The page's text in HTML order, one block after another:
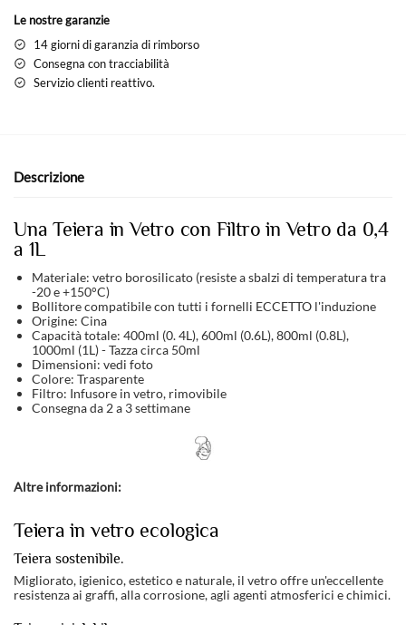
Le nostre garanzie
14 giorni di garanzia di rimborso
Consegna con tracciabilità
Servizio clienti reattivo.
Descrizione
Una Teiera in Vetro con Filtro in Vetro da 0,4
a 1L
Materiale: vetro borosilicato (resiste a sbalzi di temperatura tra
-20 e +150°C)
Bollitore compatibile con tutti i fornelli ECCETTO l'induzione
Origine: Cina
Capacità totale: 400ml (0. 4L), 600ml (0.6L), 800ml (0.8L),
1000ml (1L) - Tazza circa 50ml
Dimensioni: vedi foto
Colore: Trasparente
Filtro: Infusore in vetro, rimovibile
Consegna da 2 a 3 settimane
Altre informazioni:
Teiera in vetro ecologica
Teiera sostenibile.
Migliorato, igienico, estetico e naturale, il vetro offre un'eccellente
resistenza ai graffi, alla corrosione, agli agenti atmosferici e chimici.